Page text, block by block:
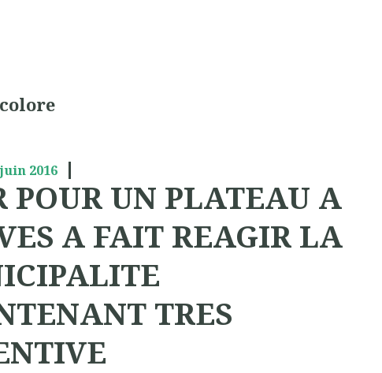
juin 2016
POUR UN PLATEAU A
A FAIT REAGIR LA
TRES